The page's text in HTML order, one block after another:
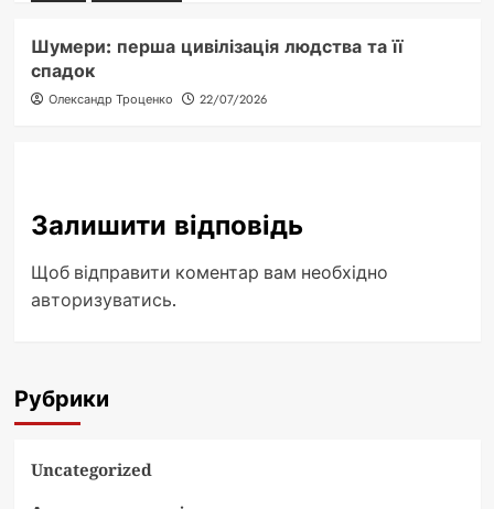
Шумери: перша цивілізація людства та її
спадок
Олександр Троценко 22/07/2026
Залишити відповідь
Щоб відправити коментар вам необхідно
авторизуватись.
Рубрики
Uncategorized